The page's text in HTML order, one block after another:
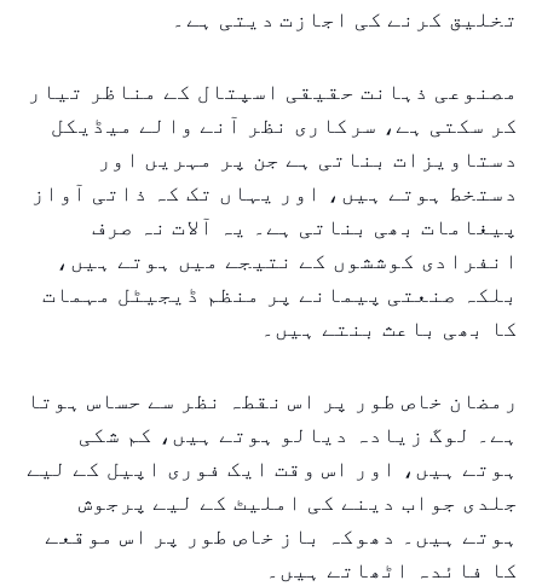
تخلیق کرنے کی اجازت دیتی ہے۔
مصنوعی ذہانت حقیقی اسپتال کے مناظر تیار
کر سکتی ہے، سرکاری نظر آنے والے میڈیکل
دستاویزات بناتی ہے جن پر مہریں اور
دستخط ہوتے ہیں، اور یہاں تک کہ ذاتی آواز
پیغامات بھی بناتی ہے۔ یہ آلات نہ صرف
انفرادی کوششوں کے نتیجے میں ہوتے ہیں،
بلکہ صنعتی پیمانے پر منظم ڈیجیٹل مہمات
کا بھی باعث بنتے ہیں۔
رمضان خاص طور پر اس نقطہ نظر سے حساس ہوتا
ہے۔ لوگ زیادہ دیالو ہوتے ہیں، کم شکی
ہوتے ہیں، اور اس وقت ایک فوری اپیل کے لیے
جلدی جواب دینے کی املیٹ کے لیے پرجوش
ہوتے ہیں۔ دھوکہ باز خاص طور پر اس موقعے
کا فائدہ اٹھاتے ہیں۔